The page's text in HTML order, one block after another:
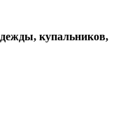
купальников,